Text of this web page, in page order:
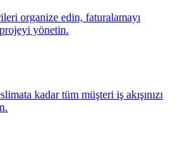
organize edin, faturalamayı
yönetin.
kadar tüm müşteri iş akışınızı